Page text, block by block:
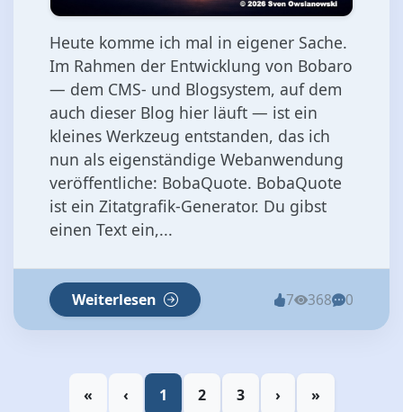
Heute komme ich mal in eigener Sache.
Im Rahmen der Entwicklung von Bobaro
— dem CMS- und Blogsystem, auf dem
auch dieser Blog hier läuft — ist ein
kleines Werkzeug entstanden, das ich
nun als eigenständige Webanwendung
veröffentliche: BobaQuote. BobaQuote
ist ein Zitatgrafik-Generator. Du gibst
einen Text ein,...
Weiterlesen 7 368 0
« ‹ 1 2 3 › »